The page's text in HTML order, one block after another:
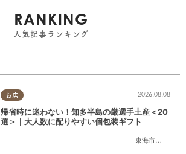
RANKING
人気記事ランキング
お店
東海市
,大府市
2026.08.08
帰省時に迷わない！知多半島の厳選手土産＜20
選＞｜大人数に配りやすい個包装ギフト